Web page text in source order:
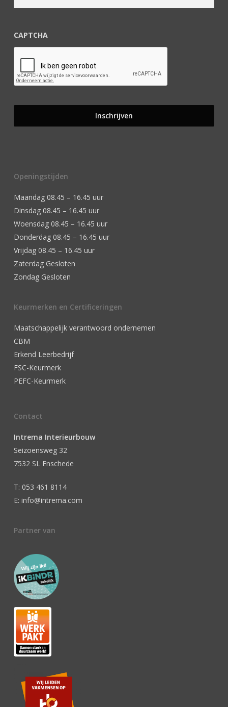
CAPTCHA
Openingstijden
Maandag 08.45 – 16.45 uur
Dinsdag 08.45 – 16.45 uur
Woensdag 08.45 – 16.45 uur
Donderdag 08.45 – 16.45 uur
Vrijdag 08.45 – 16.45 uur
Zaterdag Gesloten
Zondag Gesloten
Keurmerken en Certificeringen
Maatschappelijk verantwoord ondernemen
CBM
Erkend Leerbedrijf
FSC-Keurmerk
PEFC-Keurmerk
Contact
Intrema Interieurbouw
Seizoensweg 32
7532 SL Enschede
T: 053 461 8114
E: info@intrema.com
Partner van